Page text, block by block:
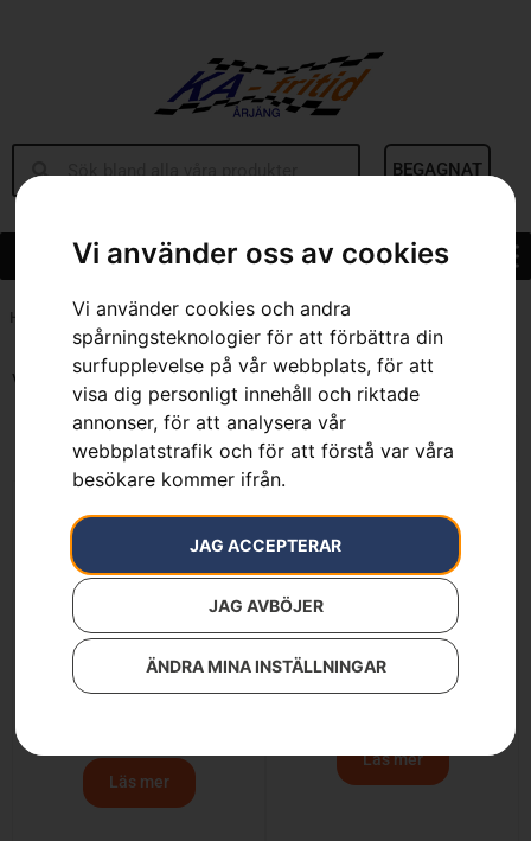
Vi använder oss av cookies
Vi använder cookies och andra
spårningsteknologier för att förbättra din
surfupplevelse på vår webbplats, för att
visa dig personligt innehåll och riktade
annonser, för att analysera vår
webbplatstrafik och för att förstå var våra
besökare kommer ifrån.
JAG ACCEPTERAR
JAG AVBÖJER
ÄNDRA MINA INSTÄLLNINGAR
BEGAGNAT
Hem Sortiment»Trädgård»Robotgräsklippare
Visar 1–12 av 24 resultat
Husqvarna Automower
315 Mark II & 110iL
Trimmer
Läs mer
AUTOMOWER® 305E
NERA
Läs mer